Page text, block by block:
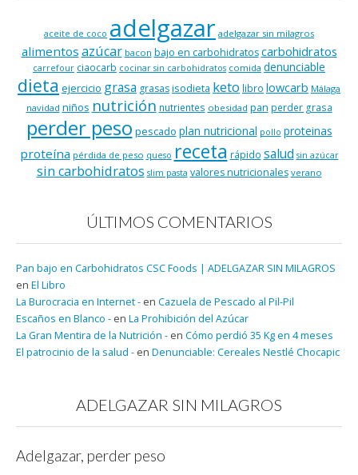
aceite de coco adelgazar adelgazar sin milagros
alimentos azúcar bacon bajo en carbohidratos carbohidratos
carrefour ciaocarb cocinar sin carbohidratos comida denunciable
dieta ejercicio grasa grasasisodieta keto libro lowcarb Málaga
navidad niños nutrición nutrientes obesidad pan perder grasa
perder peso pescado plan nutricional pollo proteinas
proteína pérdida de peso queso receta rápido salud sin azúcar
sin carbohidratos slim pasta valores nutricionales verano
ÚLTIMOS COMENTARIOS
Pan bajo en Carbohidratos CSC Foods | ADELGAZAR SIN MILAGROS
en El Libro
La Burocracia en Internet - en Cazuela de Pescado al Pil-Pil
Escaños en Blanco - en La Prohibición del Azúcar
La Gran Mentira de la Nutrición - en Cómo perdió 35 Kg en 4 meses
El patrocinio de la salud - en Denunciable: Cereales Nestlé Chocapic
ADELGAZAR SIN MILAGROS
Adelgazar, perder peso